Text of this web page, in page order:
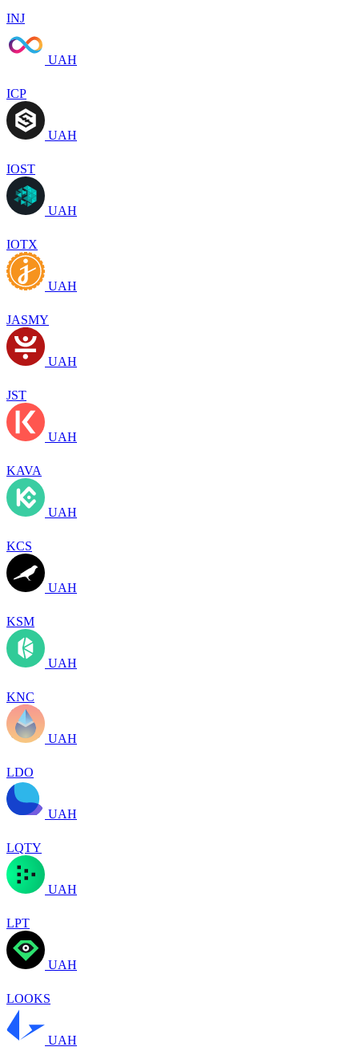
INJ
UAH
ICP
UAH
IOST
UAH
IOTX
UAH
JASMY
UAH
JST
UAH
KAVA
UAH
KCS
UAH
KSM
UAH
KNC
UAH
LDO
UAH
LQTY
UAH
LPT
UAH
LOOKS
UAH